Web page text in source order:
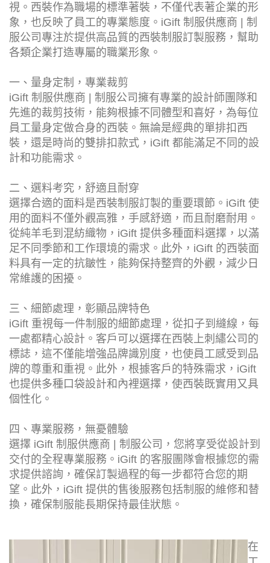
視。西裝作為職場的標準著裝，不僅代表著企業的形
象，也反映了員工的專業態度。iGift 制服供應商 | 制
服公司專注於提供高品質的西裝制服訂製服務，幫助
各類企業打造專屬的職業形象。
一、量身定制，專業裁剪
iGift 制服供應商 | 制服公司擁有專業的設計師團隊和
先進的裁剪技術，能夠根據不同體型和喜好，為每位
員工量身定做合身的西裝。無論是經典的單排扣西
裝，還是時尚的雙排扣款式，iGift 都能滿足不同的設
計和功能需求。
二、選料考究，舒適且耐穿
選擇合適的面料是西裝制服訂製的重要環節。iGift 使
用的面料不僅外觀高雅，手感舒適，而且耐磨耐用。
從純羊毛到混紡織物，iGift 提供多種面料選擇，以滿
足不同季節和工作環境的需求。此外，iGift 的西裝面
料具有一定的抗皺性，能夠保持整齊的外觀，減少日
常維護的困擾。
三、細節處理，彰顯品牌特色
iGift 重視每一件制服的細節處理，從扣子到縫線，每
一處都精心設計。客戶可以選擇在西裝上刺繡公司的
標誌，這不僅能增強品牌識別度，也使員工感受到品
牌的尊重和重視。此外，根據客戶的特殊需求，iGift
也提供多種口袋設計和內裡選擇，使西裝既實用又具
個性化。
四、專業服務，無憂體驗
選擇 iGift 制服供應商 | 制服公司，您將享受從設計到
交付的全程專業服務。iGift 的客服團隊會根據您的需
求提供諮詢，確保訂製過程的每一步都符合您的期
望。此外，iGift 提供的售後服務包括制服的維修和替
換，確保制服能長期保持最佳狀態。
在